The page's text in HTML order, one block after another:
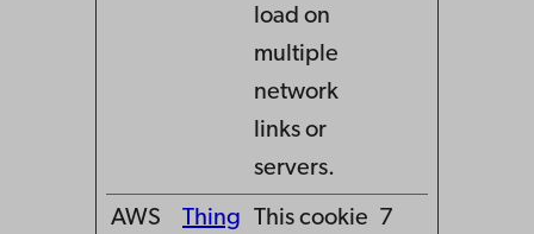
load on
multiple
network
links or
servers.
AWS
Thing This cookie 7